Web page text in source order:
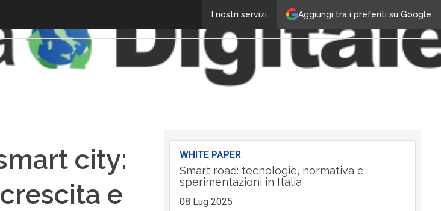
Aggiungi tra i preferiti su Google
I nostri servizi
city:
e
WHITE PAPER
Smart road: tecnologie, normativa e
sperimentazioni in Italia
08 Lug 2025